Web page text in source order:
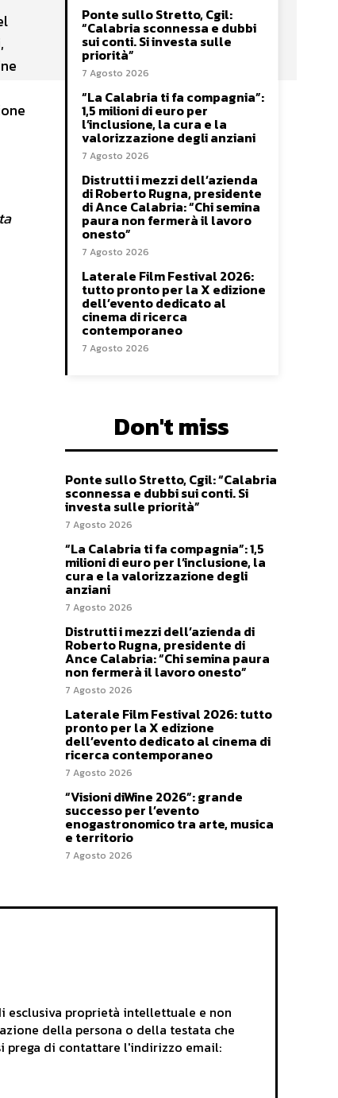
Ponte sullo Stretto, Cgil:
“Calabria sconnessa e dubbi
sui conti. Si investa sulle
priorità”
7 Agosto 2026
“La Calabria ti fa compagnia”:
1,5 milioni di euro per
l’inclusione, la cura e la
valorizzazione degli anziani
7 Agosto 2026
Distrutti i mezzi dell’azienda
di Roberto Rugna, presidente
di Ance Calabria: “Chi semina
paura non fermerà il lavoro
onesto”
7 Agosto 2026
Laterale Film Festival 2026:
tutto pronto per la X edizione
dell’evento dedicato al
cinema di ricerca
contemporaneo
7 Agosto 2026
Don't miss
Ponte sullo Stretto, Cgil: “Calabria
sconnessa e dubbi sui conti. Si
investa sulle priorità”
7 Agosto 2026
“La Calabria ti fa compagnia”: 1,5
milioni di euro per l’inclusione, la
cura e la valorizzazione degli
anziani
7 Agosto 2026
Distrutti i mezzi dell’azienda di
Roberto Rugna, presidente di
Ance Calabria: “Chi semina paura
non fermerà il lavoro onesto”
7 Agosto 2026
Laterale Film Festival 2026: tutto
pronto per la X edizione
dell’evento dedicato al cinema di
ricerca contemporaneo
7 Agosto 2026
“Visioni diWine 2026”: grande
successo per l’evento
enogastronomico tra arte, musica
e territorio
7 Agosto 2026
di esclusiva proprietà intellettuale e non
della persona o della testata che
prega di contattare l'indirizzo email: